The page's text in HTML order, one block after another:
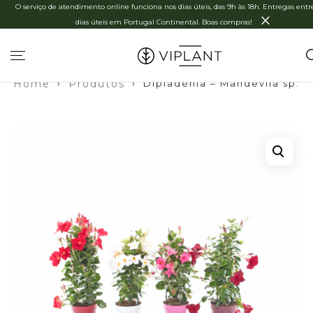
O serviço de atendimento online funciona nos dias úteis, das 9h às 18h. Entregas
dias úteis em Portugal Continental. Boas compras!
×
Home › Produtos › Dipladénia – Mandevila sp.